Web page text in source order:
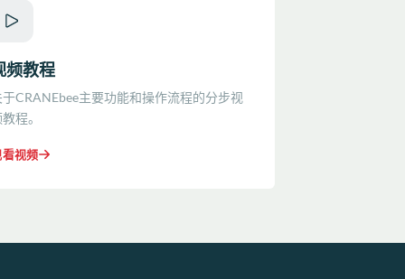
频教程
于CRANEbee主要功能和操作流程的分步视
程。
视频